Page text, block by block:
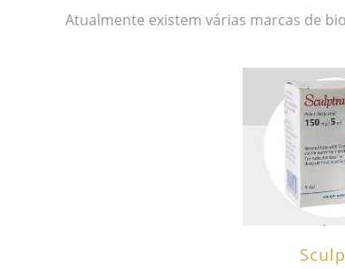
Atualmente existem várias marcas de